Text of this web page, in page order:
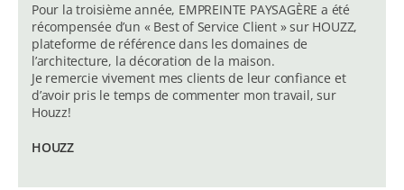
Pour la troisième année, EMPREINTE PAYSAGÈRE a été
récompensée d’un « Best of Service Client » sur HOUZZ,
plateforme de référence dans les domaines de
l’architecture, la décoration de la maison.
Je remercie vivement mes clients de leur confiance et
d’avoir pris le temps de commenter mon travail, sur
Houzz!
HOUZZ